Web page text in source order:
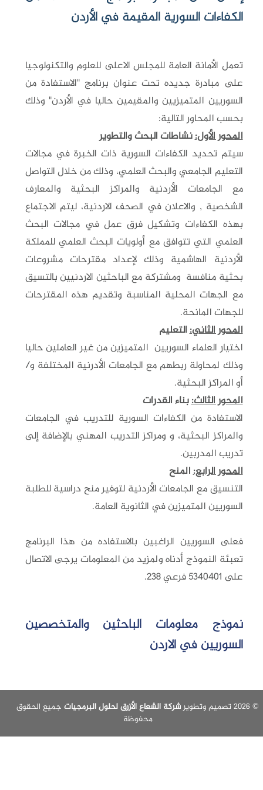
الكفاءات السورية المقيمة في الأردن
تعمل الأمانة العامة للمجلس الاعلى للعلوم والتكنولوجيا
على مبادرة جديده تحت عنوان برنامج "الاستفادة من
السوريين المتميزيين والمقيمين حاليا في الأردن" وذلك
بحسب المحاور التالية:
المحور الأول:نشاطات البحث والتطوير
سيتم تحديد الكفاءات السورية ذات الخبرة في مجالات
التعليم الجامعي والبحث العلمي، وذلك من خلال التواصل
مع الجامعات الأردنية والمراكز البحثية والمعارف
الشخصية , والاعلان في الصحف الاردنية، ليتم الاجتماع
بهذه الكفاءات وتشكيل فرق عمل في مجالات البحث
العلمي التي تتوافق مع أولويات البحث العلمي للمملكة
الأردنية الهاشمية وذلك لإعداد مقترحات مشروعات
بحثية منافسة ومشتركة مع الباحثين الاردنيين بالتسيق
مع الجهات المحلية المناسبة وتقديم هذه المقترحات
للجهات المانحة.
المحور الثاني:التعليم
اختيار العلماء السوريين المتميزين من غير العاملين حاليا
وذلك لمحاولة ربطهم مع الجامعات الأدرنية المختلفة و/
أو المراكز البحثية.
المحور الثالث:بناء القدرات
الاستفادة من الكفاءات السورية للتدريب في الجامعات
والمراكز البحثية، و ومراكز التدريب المهنيبالإضافة إلى
تدريب المدربين.
المحور الرابع:المنح
التنسيق مع الجامعات الأردنية لتوفير منح دراسية للطلبة
السوريين المتميزين في الثانوية العامة.
فعلى السوريين الراغبين بالاستفاده من هذا البرنامج
تعبئة النموذج أدناه ولمزيد من المعلومات يرجى الاتصال
على 5340401 فرعي 238.
نموذج معلومات الباحثين والمتخصصين
السوريين في الاردن
شركة الشعاع الأزرق لحلول البرمجياتجميع الحقوق
محفوظة